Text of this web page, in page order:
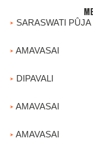
SARASWATI PÛJA
AMAVASAI
DIPAVALI
AMAVASAI
AMAVASAI